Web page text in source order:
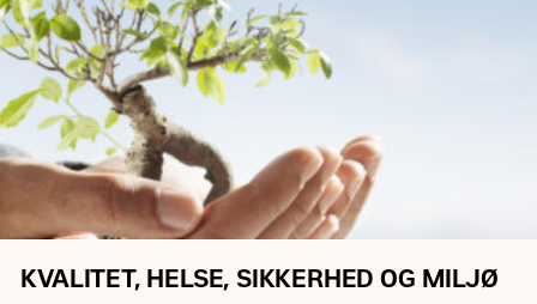
KVALITET, HELSE, SIKKERHED OG MILJØ